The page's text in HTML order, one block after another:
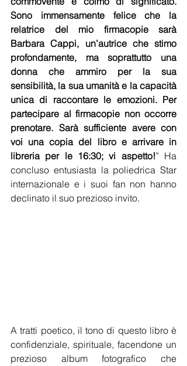
Sono immensamente felice che la
relatrice del mio firmacopie sarà
Barbara Cappi, un’autrice che stimo
profondamente, ma soprattutto una
donna che ammiro per la sua
sensibilità, la sua umanità e la capacità
unica di raccontare le emozioni. Per
partecipare al firmacopie non occorre
prenotare. Sarà sufficiente avere con
voi una copia del libro e arrivare in
libreria per le 16:30; vi aspetto!” Ha
concluso entusiasta la poliedrica Star
internazionale e i suoi fan non hanno
declinato il suo prezioso invito.
A tratti poetico, il tono di questo libro è
confidenziale, spirituale, facendone un
prezioso album fotografico che